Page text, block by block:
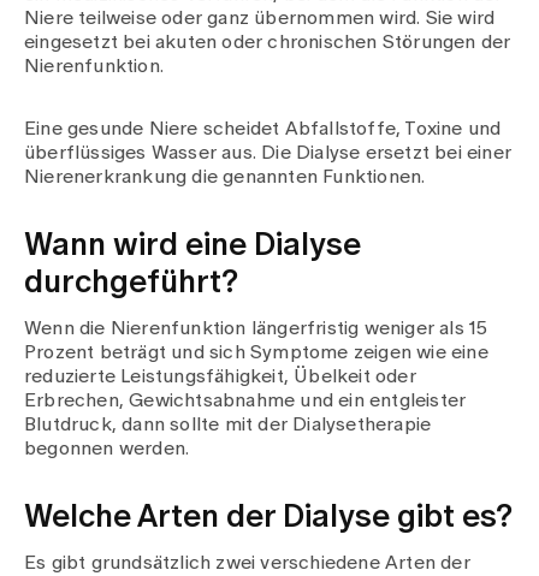
Jobs & Karriere
Kontakt
Blog
Publikationen
Niere teilweise oder ganz übernommen wird. Sie wird
eingesetzt bei akuten oder chronischen Störungen der
Nierenfunktion.
Eine gesunde Niere scheidet Abfallstoffe, Toxine und
überflüssiges Wasser aus. Die Dialyse ersetzt bei einer
Nierenerkrankung die genannten Funktionen.
Wann wird eine Dialyse
durchgeführt?
Wenn die Nierenfunktion längerfristig weniger als 15
Prozent beträgt und sich Symptome zeigen wie eine
reduzierte Leistungsfähigkeit, Übelkeit oder
Erbrechen, Gewichtsabnahme und ein entgleister
Blutdruck, dann sollte mit der Dialysetherapie
begonnen werden.
Welche Arten der Dialyse gibt es?
Es gibt grundsätzlich zwei verschiedene Arten der